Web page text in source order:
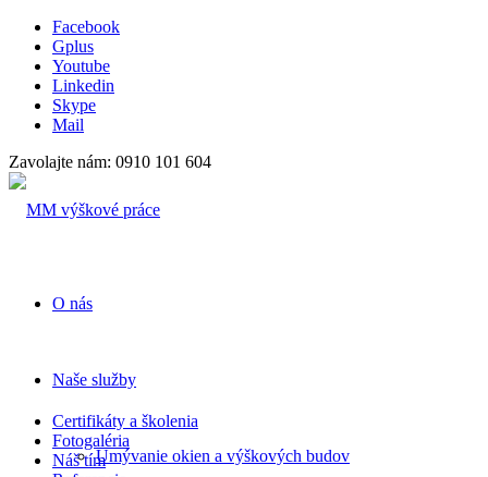
Facebook
Gplus
Youtube
Linkedin
Skype
Mail
Zavolajte nám: 0910 101 604
O nás
Naše služby
Umývanie okien a výškových budov
Certifikáty a školenia
Fotogaléria
Náš tím